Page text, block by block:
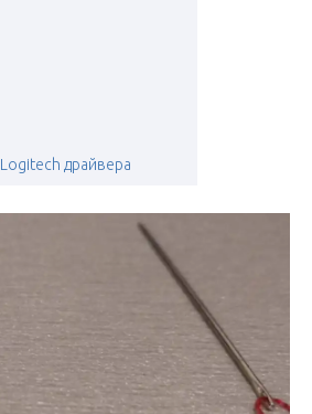
Logitech драйвера